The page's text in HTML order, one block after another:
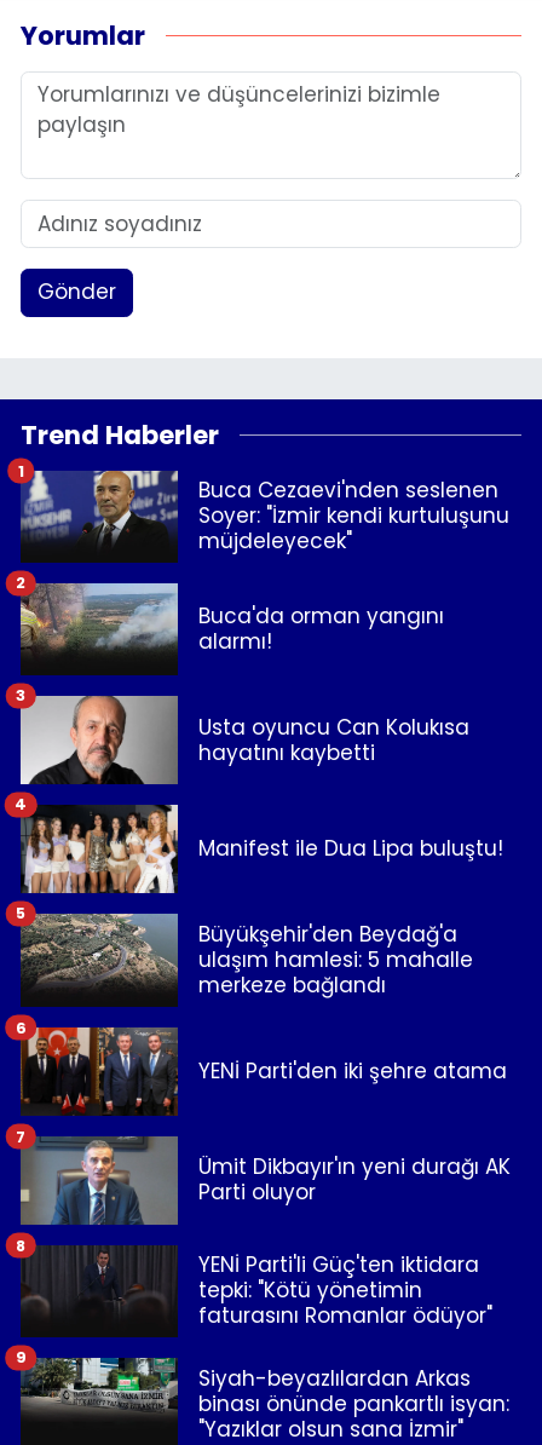
Yorumlar
Gönder
Trend Haberler
Buca Cezaevi'nden seslenen
Soyer: "İzmir kendi kurtuluşunu
müjdeleyecek"
1
Buca'da orman yangını
alarmı!
2
Usta oyuncu Can Kolukısa
hayatını kaybetti
3
Manifest ile Dua Lipa buluştu!
4
Büyükşehir'den Beydağ'a
ulaşım hamlesi: 5 mahalle
merkeze bağlandı
5
YENİ Parti'den iki şehre atama
6
Ümit Dikbayır'ın yeni durağı AK
Parti oluyor
7
YENİ Parti'li Güç'ten iktidara
tepki: "Kötü yönetimin
faturasını Romanlar ödüyor"
8
Siyah-beyazlılardan Arkas
binası önünde pankartlı isyan:
"Yazıklar olsun sana İzmir"
9